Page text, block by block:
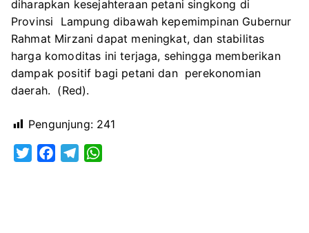
diharapkan kesejahteraan petani singkong di
Provinsi Lampung dibawah kepemimpinan Gubernur
Rahmat Mirzani dapat meningkat, dan stabilitas
harga komoditas ini terjaga, sehingga memberikan
dampak positif bagi petani dan perekonomian
daerah. (Red).
Pengunjung: 241